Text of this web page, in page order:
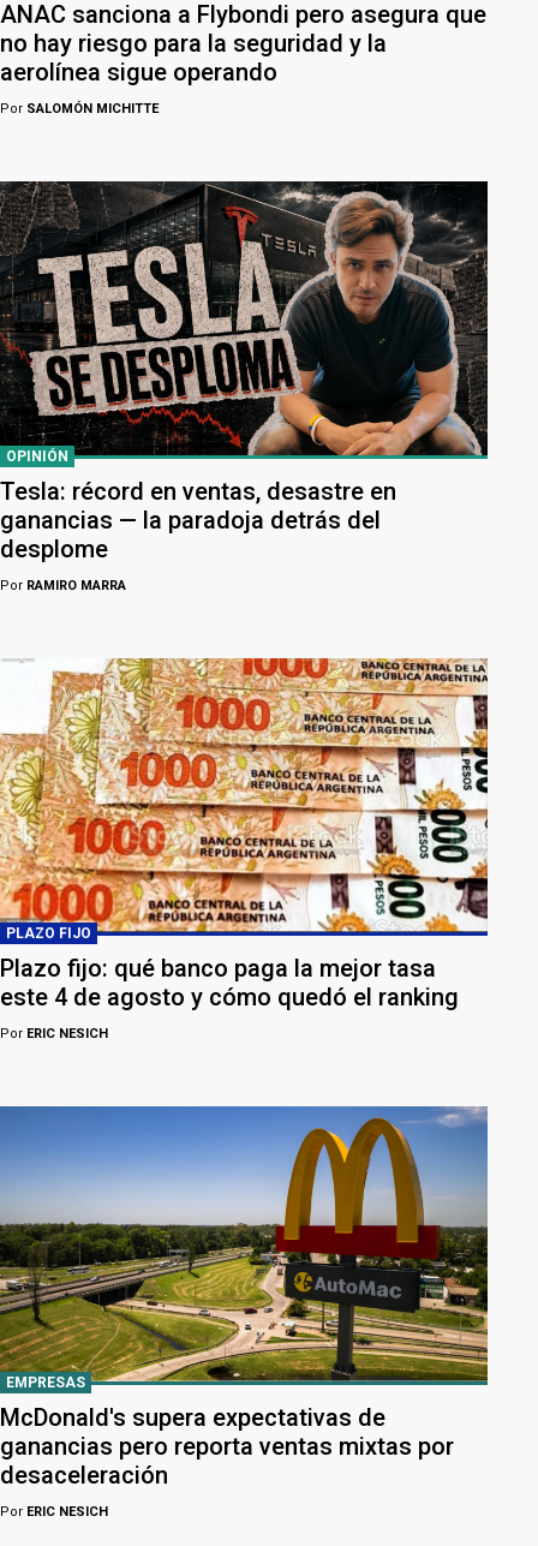
ANAC sanciona a Flybondi pero asegura que
no hay riesgo para la seguridad y la
aerolínea sigue operando
Por SALOMÓN MICHITTE
OPINIÓN
Tesla: récord en ventas, desastre en
ganancias — la paradoja detrás del
desplome
Por RAMIRO MARRA
PLAZO FIJO
Plazo fijo: qué banco paga la mejor tasa
este 4 de agosto y cómo quedó el ranking
Por ERIC NESICH
EMPRESAS
McDonald's supera expectativas de
ganancias pero reporta ventas mixtas por
desaceleración
Por ERIC NESICH